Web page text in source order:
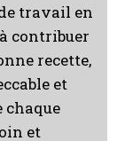
travail en
contribuer
recette,
et
chaque
et